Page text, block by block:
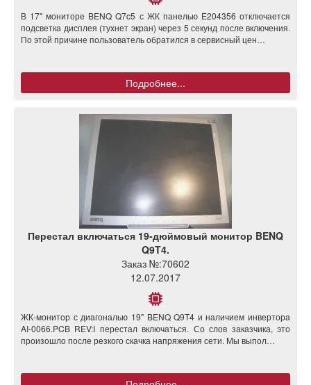
В 17" мониторе BENQ Q7c5 с ЖК панелью E204356 отключается
подсветка дисплея (тухнет экран) через 5 секунд после включения.
По этой причине пользователь обратился в сервисный цен…
Подробнее...
Перестал включаться 19-дюймовый монитор BENQ
Q9T4.
Заказ №:70602
12.07.2017
ЖК-монитор с диагональю 19" BENQ Q9T4 и наличием инвертора
AI-0066.PCB REV:I перестал включаться. Со слов заказчика, это
произошло после резкого скачка напряжения сети. Мы выпол…